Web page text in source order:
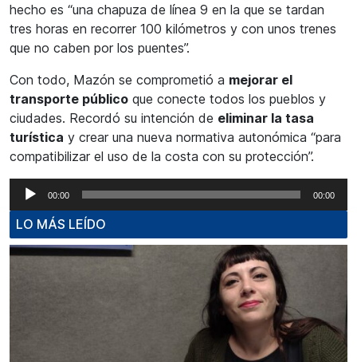
hecho es “una chapuza de línea 9 en la que se tardan
tres horas en recorrer 100 kilómetros y con unos trenes
que no caben por los puentes”.
Con todo, Mazón se comprometió a mejorar el
transporte público que conecte todos los pueblos y
ciudades. Recordó su intención de eliminar la tasa
turística y crear una nueva normativa autonómica “para
compatibilizar el uso de la costa con su protección”.
Reproductor
audio
00:00 00:00
LO MÁS LEÍDO